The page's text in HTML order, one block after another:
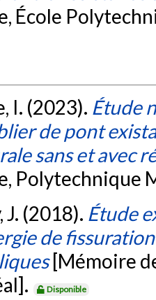
École
I. (2023). Étude
de pont
sans et avec
Polytechnique
J. (2018). Étude
de
[Mémoire
Disponible